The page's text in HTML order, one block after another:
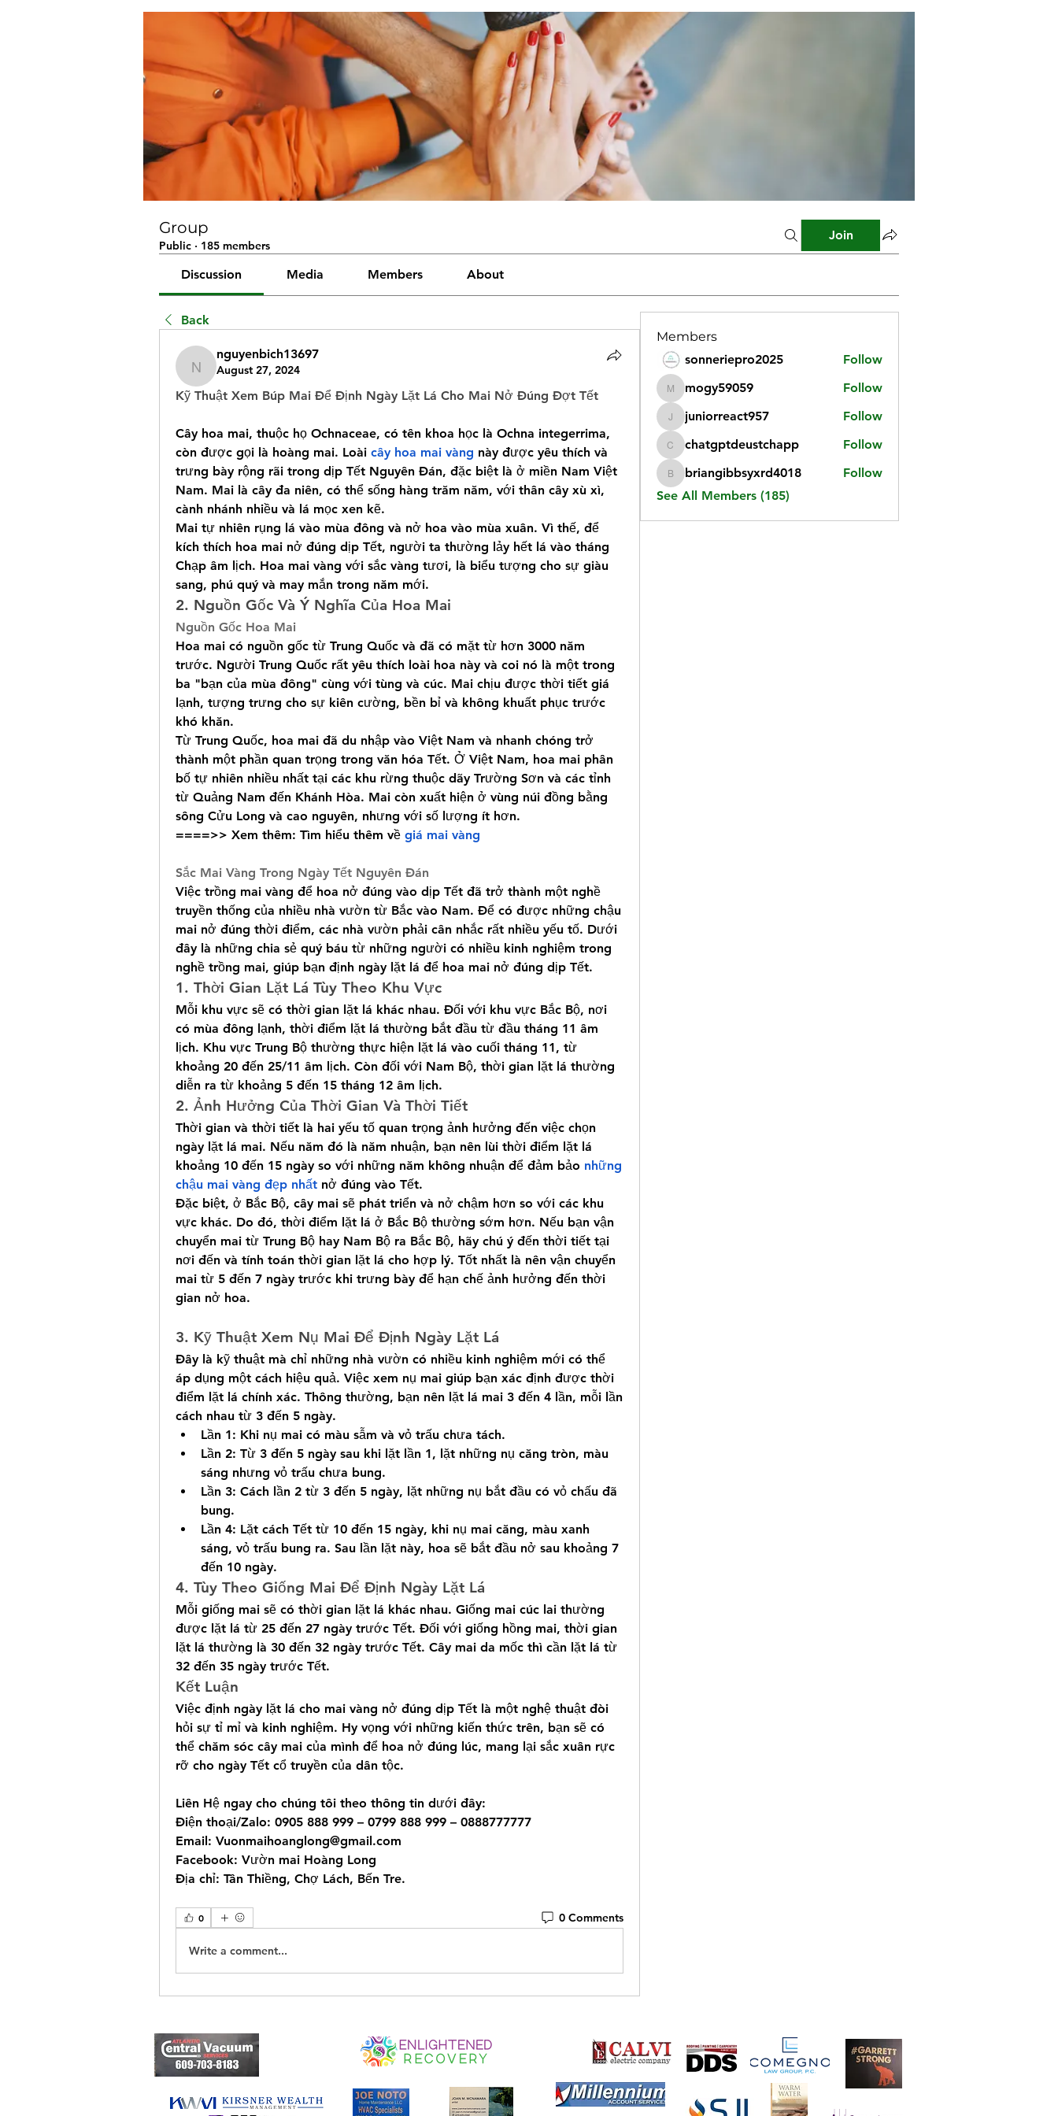
Group
Public · 185 members
Join
Discussion Media Members About
Back
nguyenbich13697
nguyenbich13697
August 27, 2024
Kỹ Thuật Xem Búp Mai Để Định Ngày Lặt Lá Cho Mai Nở Đúng Đợt Tết
Cây hoa mai, thuộc họ Ochnaceae, có tên khoa học là Ochna integerrima,
còn được gọi là hoàng mai. Loài cây hoa mai vàng này được yêu thích và
trưng bày rộng rãi trong dịp Tết Nguyên Đán, đặc biệt là ở miền Nam Việt
Nam. Mai là cây đa niên, có thể sống hàng trăm năm, với thân cây xù xì,
cành nhánh nhiều và lá mọc xen kẽ.
Mai tự nhiên rụng lá vào mùa đông và nở hoa vào mùa xuân. Vì thế, để
kích thích hoa mai nở đúng dịp Tết, người ta thường lảy hết lá vào tháng
Chạp âm lịch. Hoa mai vàng với sắc vàng tươi, là biểu tượng cho sự giàu
sang, phú quý và may mắn trong năm mới.
2. Nguồn Gốc Và Ý Nghĩa Của Hoa Mai
Nguồn Gốc Hoa Mai
Hoa mai có nguồn gốc từ Trung Quốc và đã có mặt từ hơn 3000 năm
trước. Người Trung Quốc rất yêu thích loài hoa này và coi nó là một trong
ba "bạn của mùa đông" cùng với tùng và cúc. Mai chịu được thời tiết giá
lạnh, tượng trưng cho sự kiên cường, bền bỉ và không khuất phục trước
khó khăn.
Từ Trung Quốc, hoa mai đã du nhập vào Việt Nam và nhanh chóng trở
thành một phần quan trọng trong văn hóa Tết. Ở Việt Nam, hoa mai phân
bố tự nhiên nhiều nhất tại các khu rừng thuộc dãy Trường Sơn và các tỉnh
từ Quảng Nam đến Khánh Hòa. Mai còn xuất hiện ở vùng núi đồng bằng
sông Cửu Long và cao nguyên, nhưng với số lượng ít hơn.
====>> Xem thêm: Tìm hiểu thêm về giá mai vàng
Sắc Mai Vàng Trong Ngày Tết Nguyên Đán
Việc trồng mai vàng để hoa nở đúng vào dịp Tết đã trở thành một nghề
truyền thống của nhiều nhà vườn từ Bắc vào Nam. Để có được những chậu
mai nở đúng thời điểm, các nhà vườn phải cân nhắc rất nhiều yếu tố. Dưới
đây là những chia sẻ quý báu từ những người có nhiều kinh nghiệm trong
nghề trồng mai, giúp bạn định ngày lặt lá để hoa mai nở đúng dịp Tết.
1. Thời Gian Lặt Lá Tùy Theo Khu Vực
Mỗi khu vực sẽ có thời gian lặt lá khác nhau. Đối với khu vực Bắc Bộ, nơi
có mùa đông lạnh, thời điểm lặt lá thường bắt đầu từ đầu tháng 11 âm
lịch. Khu vực Trung Bộ thường thực hiện lặt lá vào cuối tháng 11, từ
khoảng 20 đến 25/11 âm lịch. Còn đối với Nam Bộ, thời gian lặt lá thường
diễn ra từ khoảng 5 đến 15 tháng 12 âm lịch.
2. Ảnh Hưởng Của Thời Gian Và Thời Tiết
Thời gian và thời tiết là hai yếu tố quan trọng ảnh hưởng đến việc chọn
ngày lặt lá mai. Nếu năm đó là năm nhuận, bạn nên lùi thời điểm lặt lá
khoảng 10 đến 15 ngày so với những năm không nhuận để đảm bảo những
chậu mai vàng đẹp nhất nở đúng vào Tết.
Đặc biệt, ở Bắc Bộ, cây mai sẽ phát triển và nở chậm hơn so với các khu
vực khác. Do đó, thời điểm lặt lá ở Bắc Bộ thường sớm hơn. Nếu bạn vận
chuyển mai từ Trung Bộ hay Nam Bộ ra Bắc Bộ, hãy chú ý đến thời tiết tại
nơi đến và tính toán thời gian lặt lá cho hợp lý. Tốt nhất là nên vận chuyển
mai từ 5 đến 7 ngày trước khi trưng bày để hạn chế ảnh hưởng đến thời
gian nở hoa.
3. Kỹ Thuật Xem Nụ Mai Để Định Ngày Lặt Lá
Đây là kỹ thuật mà chỉ những nhà vườn có nhiều kinh nghiệm mới có thể
áp dụng một cách hiệu quả. Việc xem nụ mai giúp bạn xác định được thời
điểm lặt lá chính xác. Thông thường, bạn nên lặt lá mai 3 đến 4 lần, mỗi lần
cách nhau từ 3 đến 5 ngày.
Lần 1: Khi nụ mai có màu sẫm và vỏ trấu chưa tách.
Lần 2: Từ 3 đến 5 ngày sau khi lặt lần 1, lặt những nụ căng tròn, màu
sáng nhưng vỏ trấu chưa bung.
Lần 3: Cách lần 2 từ 3 đến 5 ngày, lặt những nụ bắt đầu có vỏ chấu đã
bung.
Lần 4: Lặt cách Tết từ 10 đến 15 ngày, khi nụ mai căng, màu xanh
sáng, vỏ trấu bung ra. Sau lần lặt này, hoa sẽ bắt đầu nở sau khoảng 7
đến 10 ngày.
4. Tùy Theo Giống Mai Để Định Ngày Lặt Lá
Mỗi giống mai sẽ có thời gian lặt lá khác nhau. Giống mai cúc lai thường
được lặt lá từ 25 đến 27 ngày trước Tết. Đối với giống hồng mai, thời gian
lặt lá thường là 30 đến 32 ngày trước Tết. Cây mai da mốc thì cần lặt lá từ
32 đến 35 ngày trước Tết.
Kết Luận
Việc định ngày lặt lá cho mai vàng nở đúng dịp Tết là một nghệ thuật đòi
hỏi sự tỉ mỉ và kinh nghiệm. Hy vọng với những kiến thức trên, bạn sẽ có
thể chăm sóc cây mai của mình để hoa nở đúng lúc, mang lại sắc xuân rực
rỡ cho ngày Tết cổ truyền của dân tộc.
Liên Hệ ngay cho chúng tôi theo thông tin dưới đây:
Điện thoại/Zalo: 0905 888 999 – 0799 888 999 – 0888777777
Email: Vuonmaihoanglong@gmail.com
Facebook: Vườn mai Hoàng Long
Địa chỉ: Tân Thiềng, Chợ Lách, Bến Tre.
0 0 Comments
Write a comment...
Members
sonneriepro2025
Follow
mogy59059
mogy59059 Follow
juniorreact957
juniorreact957 Follow
chatgptdeustchapp
chatgptdeustchapp Follow
briangibbsyxrd4018
briangibbsyxrd4018
Follow
See All Members (185)